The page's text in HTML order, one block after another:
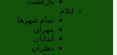
ایلام
تمام شهر‌ها
مهران
آبدانان
دهلران